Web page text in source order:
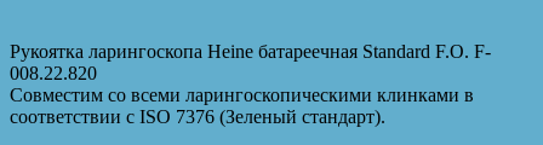
Рукоятка ларингоскопа Heine батареечная Standard F.O. F-
008.22.820
Совместим со всеми ларингоскопическими клинками в
соответствии с ISO 7376 (Зеленый стандарт).